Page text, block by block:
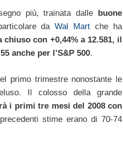
più, trainata dalle
buone
daWal Mart che ha
chiuso con +0,44% a 12.581, il
anche per l’S&P 500.
primo trimestre nonostante le
Il colosso della grande
i primi tre mesi del 2008 con
stime erano di 70-74